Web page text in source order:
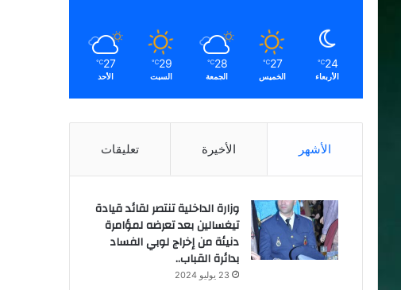
24
℃
الأربعاء
27
℃
الخميس
28
℃
الجمعة
29
℃
السبت
27
℃
الأحد
الأشهر الأخيرة تعليقات
وزارة الداخلية تنتصر لقائد قيادة
تيغسالين بعد تعرضه لمؤامرة
دنيئة من إخراج لوبي الفساد
بدائرة القباب..
23 يوليو 2024